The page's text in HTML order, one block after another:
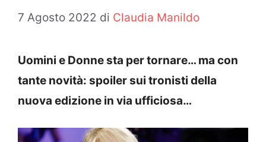
7 Agosto 2022 di Claudia Manildo
Uomini e Donne sta per tornare… ma con
tante novità: spoiler sui tronisti della
nuova edizione in via ufficiosa…